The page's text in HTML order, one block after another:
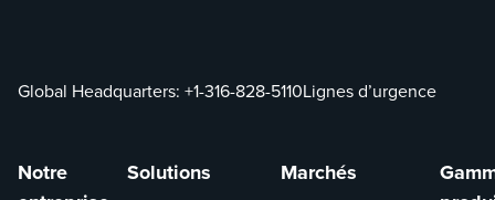
Global Headquarters: +1-316-828-5110Lignes d’urgence
Notre
Solutions Marchés